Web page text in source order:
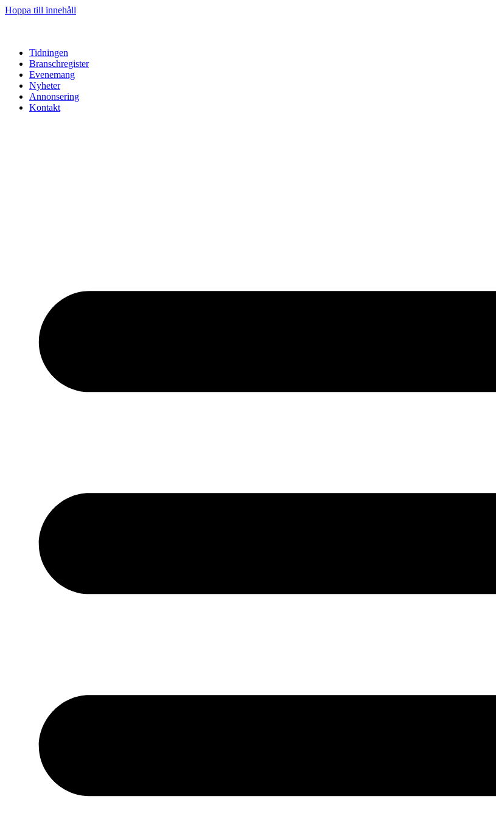
Hoppa till innehåll
Tidningen
Branschregister
Evenemang
Nyheter
Annonsering
Kontakt